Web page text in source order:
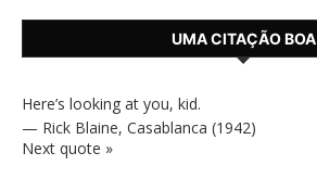
UMA CITAÇÃO BOA
Here’s looking at you, kid.
— Rick Blaine, Casablanca (1942)
Next quote »